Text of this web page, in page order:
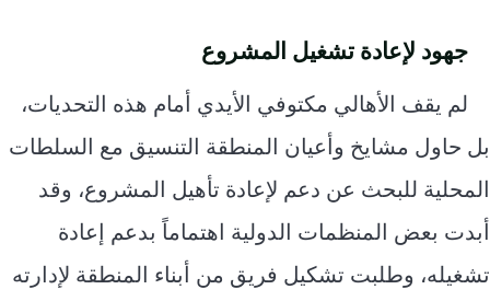
جهود لإعادة تشغيل المشروع
لم يقف الأهالي مكتوفي الأيدي أمام هذه التحديات،
بل حاول مشايخ وأعيان المنطقة التنسيق مع السلطات
المحلية للبحث عن دعم لإعادة تأهيل المشروع، وقد
أبدت بعض المنظمات الدولية اهتماماً بدعم إعادة
تشغيله، وطلبت تشكيل فريق من أبناء المنطقة لإدارته